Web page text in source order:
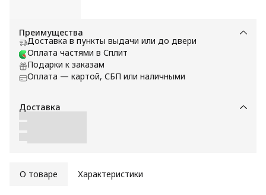
Преимущества
Доставка в пункты выдачи или до двери
Оплата частями в Сплит
Подарки к заказам
Оплата — картой, СБП или наличными
Доставка
О товаре Характеристики